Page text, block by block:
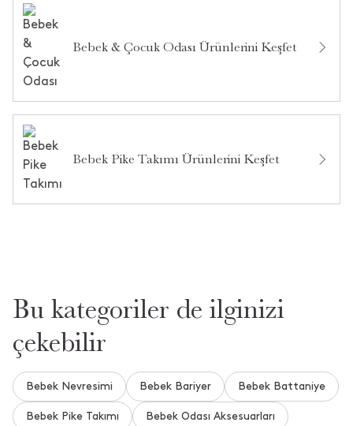
Ürün Hakkında Soru Sor
Bebek & Çocuk Odası Ürünlerini Keşfet
Bebek Pike Takımı Ürünlerini Keşfet
Bu kategoriler de ilginizi
çekebilir
Bebek Nevresimi Bebek Bariyer Bebek Battaniye
Bebek Pike Takımı Bebek Odası Aksesuarları